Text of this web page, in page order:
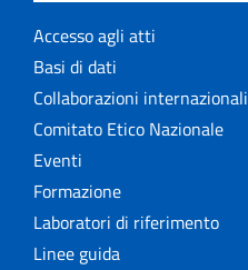
Accesso agli atti
Basi di dati
Collaborazioni internazionali
Comitato Etico Nazionale
Eventi
Formazione
Laboratori di riferimento
Linee guida